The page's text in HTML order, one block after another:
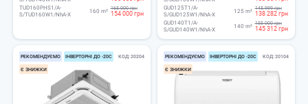
TUD160PHS1/A-
S/TUD160W1/NhA-X
160 m² 165 000 грн
154 000 грн
GUD125T1/A-
S/GUD125W1/NhA-X
125 m² 145 999 грн
138 282 грн
GUD140T1/A-
S/GUD140W1/NhA-X
140 m² 155 000 грн
145 312 грн
РЕКОМЕНДУЄМО ІНВЕРТОРНІ ДО -20С
Є ЗНИЖКИ
КОД 20204 РЕКОМЕНДУЄМО ІНВЕРТОРНІ ДО -20С
Є ЗНИЖКИ
КОД 20104